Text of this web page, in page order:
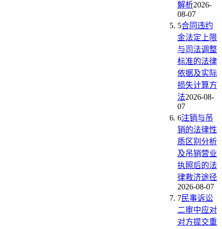
解析2026-
08-07
5合同违约
金法定上限
与司法调整
标准的法律
依据及实际
损失计算方
法2026-08-
07
6注销与吊
销的法律性
质区别分析
及吊销营业
执照后的法
律救济途径
2026-08-07
7民事诉讼
二审中应对
对方提交重